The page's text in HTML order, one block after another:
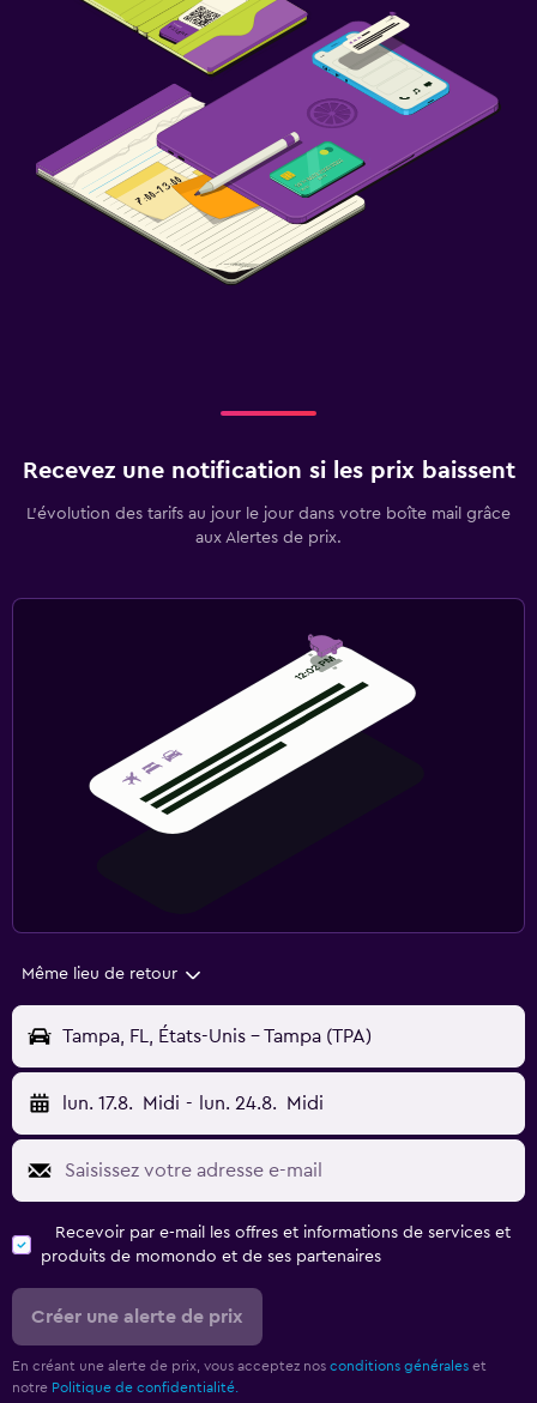
Recevez une notification si les prix baissent
L’évolution des tarifs au jour le jour dans votre boîte mail grâce
aux Alertes de prix.
Même lieu de retour
Tampa, FL, États-Unis - Tampa (TPA)
lun. 17.8. Midi - lun. 24.8. Midi
Recevoir par e-mail les offres et informations de services et
produits de momondo et de ses partenaires
Créer une alerte de prix
En créant une alerte de prix, vous acceptez nos conditions générales et
notre Politique de confidentialité.